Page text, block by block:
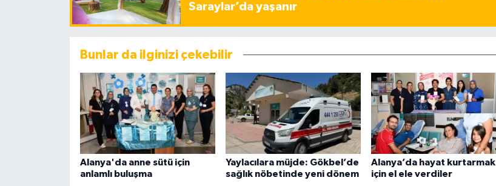
Saraylar’da yaşanır
Bunlar da ilginizi çekebilir
Alanya'da anne sütü için
anlamlı buluşma
Yaylacılara müjde: Gökbel’de
sağlık nöbetinde yeni dönem
Alanya’da hayat kurtarmak
için el ele verdiler